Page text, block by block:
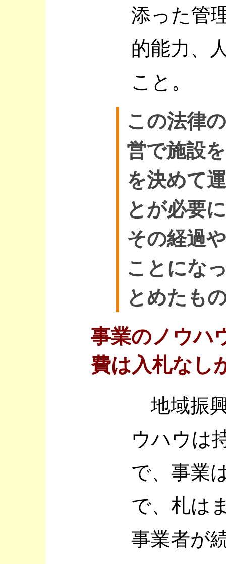
添った管
的能力、
こと。
この法律
営で施設
を決めて
とが必要
その経過
ことにな
とめたも
事業のノウハ
費は入札なし
地域振
ウハウは
で、事業
で、札は
事業者が